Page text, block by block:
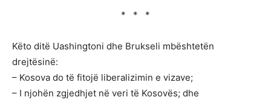
* * *
Këto ditë Uashingtoni dhe Brukseli mbështetën
drejtësinë:
– Kosova do të fitojë liberalizimin e vizave;
– I njohën zgjedhjet në veri të Kosovës; dhe